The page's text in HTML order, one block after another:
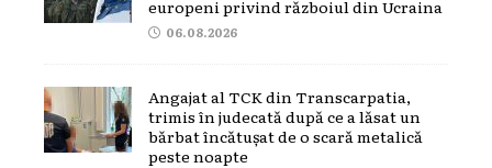
europeni privind războiul din Ucraina
06.08.2026
Angajat al TCK din Transcarpatia,
trimis în judecată după ce a lăsat un
bărbat încătușat de o scară metalică
peste noapte